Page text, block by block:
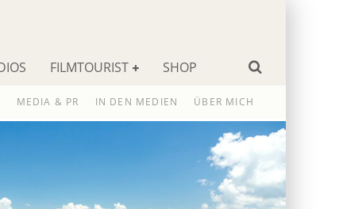
FILMTOURIST SHOP
MEDIA & PR IN DEN MEDIEN ÜBER MICH